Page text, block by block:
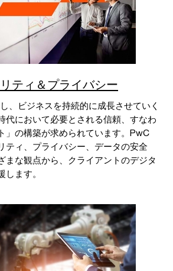
ティ＆プライバシー
、ビジネスを持続的に成長させていく
代において必要とされる信頼、すなわ
」の構築が求められています。PwC
ティ、プライバシー、データの安全
まな観点から、クライアントのデジタ
します。